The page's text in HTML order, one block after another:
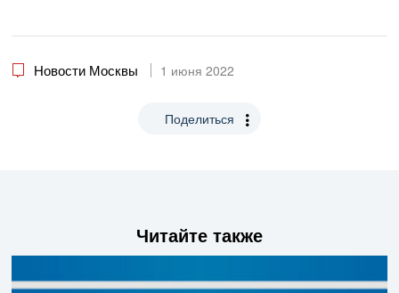
Новости Москвы 1 июня 2022
Поделиться
Читайте также